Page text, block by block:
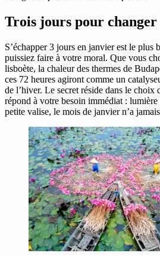
Trois jours pour changer
S’échapper 3 jours en janvier est le plus
puissiez faire à votre moral. Que vous
lisboète, la chaleur des thermes de
ces 72 heures agiront comme un
de l’hiver. Le secret réside dans le choix
répond à votre besoin immédiat :
petite valise, le mois de janvier n’a